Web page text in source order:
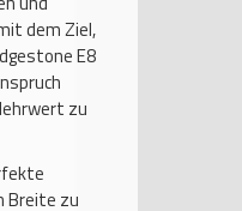
dem Ziel,
E8
zu
Breite zu